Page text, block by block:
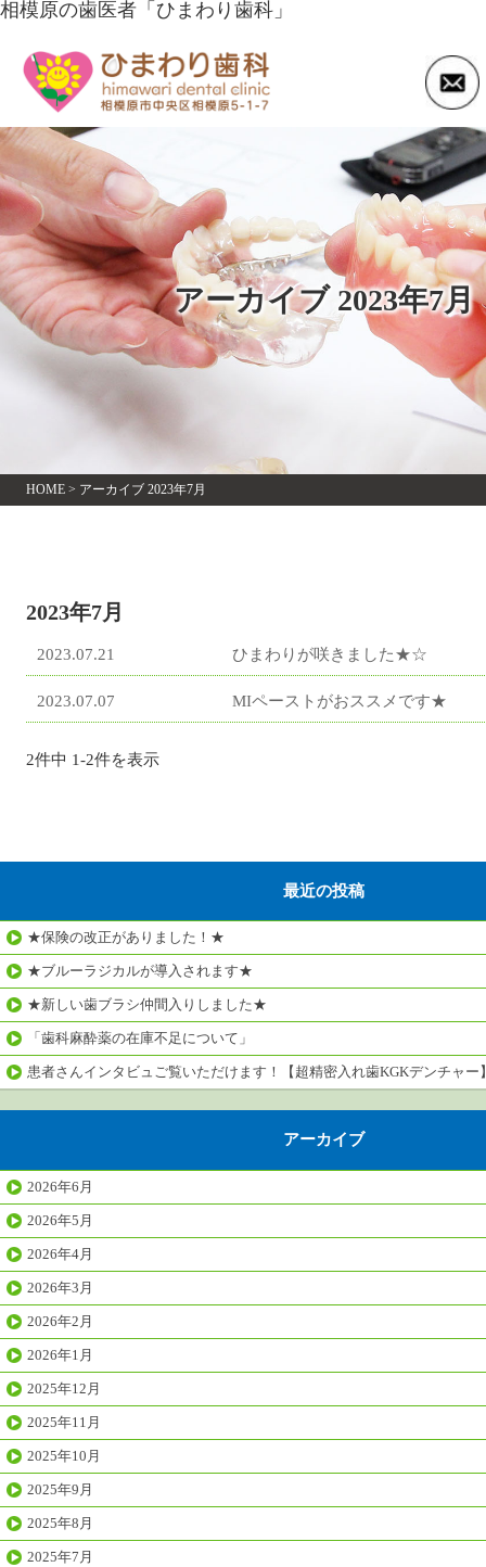
相模原の歯医者「ひまわり歯科」
アーカイブ 2023年7月
HOME> アーカイブ 2023年7月
2023年7月
2023.07.21 ひまわりが咲きました★☆
2023.07.07 MIペーストがおススメです★
2件中 1-2件を表示
最近の投稿
★保険の改正がありました！★
★ブルーラジカルが導入されます★
★新しい歯ブラシ仲間入りしました★
「歯科麻酔薬の在庫不足について」
患者さんインタビュご覧いただけます！【超精密入れ歯KGKデンチャー
アーカイブ
2026年6月
2026年5月
2026年4月
2026年3月
2026年2月
2026年1月
2025年12月
2025年11月
2025年10月
2025年9月
2025年8月
2025年7月